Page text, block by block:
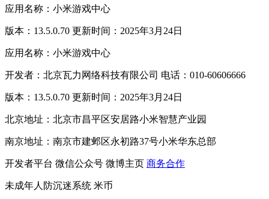
应用名称：小米游戏中心
版本：13.5.0.70 更新时间：2025年3月24日
应用名称：小米游戏中心
开发者：北京瓦力网络科技有限公司 电话：010-60606666
版本：13.5.0.70 更新时间：2025年3月24日
北京地址：北京市昌平区安居路小米智慧产业园
南京地址：南京市建邺区永初路37号小米华东总部
开发者平台 微信公众号 微博主页 商务合作
未成年人防沉迷系统 米币